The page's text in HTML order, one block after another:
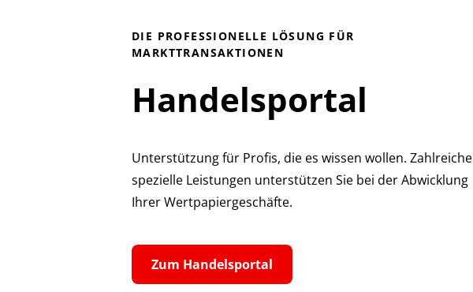
DIE PROFESSIONELLE LÖSUNG FÜR
MARKTTRANSAKTIONEN
Handelsportal
Unterstützung für Profis, die es wissen wollen. Zahlreiche
spezielle Leistungen unterstützen Sie bei der Abwicklung
Ihrer Wertpapiergeschäfte.
Zum Handelsportal